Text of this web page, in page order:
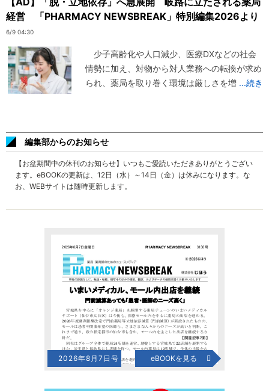
経営 「PHARMACY NEWSBREAK」特別編集2026より
6/9 04:30
少子高齢化や人口減少、医療DXなどの社会
情勢に加え、対物から対人業務への転換が求め
られ、薬局を取り巻く環境は厳しさを増 ...続き
編集部からのお知らせ
【お盆期間中の休刊のお知らせ】いつもご愛読いただきありがとうござい
ます。eBOOKの更新は、12日（水）～14日（金）は休みになります。な
お、WEBサイトは随時更新します。
2026年8月7日号 eBOOKを見る